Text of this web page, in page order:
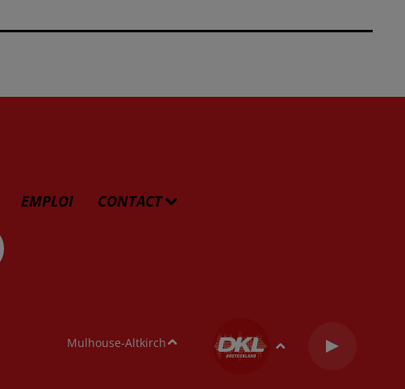
EMPLOI CONTACT
Mulhouse-Altkirch